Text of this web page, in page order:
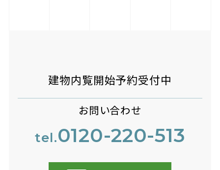
建物内覧開始予約受付中
お問い合わせ
tel.0120-220-513